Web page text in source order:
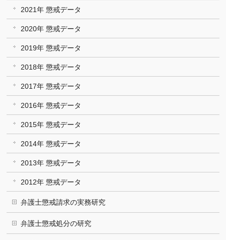
2021年 懲戒データ
2020年 懲戒データ
2019年 懲戒データ
2018年 懲戒データ
2017年 懲戒データ
2016年 懲戒データ
2015年 懲戒データ
2014年 懲戒データ
2013年 懲戒データ
2012年 懲戒データ
弁護士懲戒請求の実務研究
弁護士懲戒処分の研究